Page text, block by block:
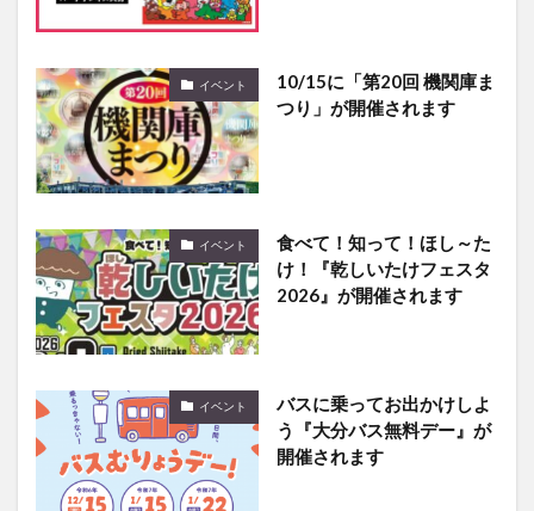
イベント
10/15に「第20回 機関庫ま
つり」が開催されます
イベント
食べて！知って！ほし～た
け！『乾しいたけフェスタ
2026』が開催されます
イベント
バスに乗ってお出かけしよ
う『大分バス無料デー』が
開催されます